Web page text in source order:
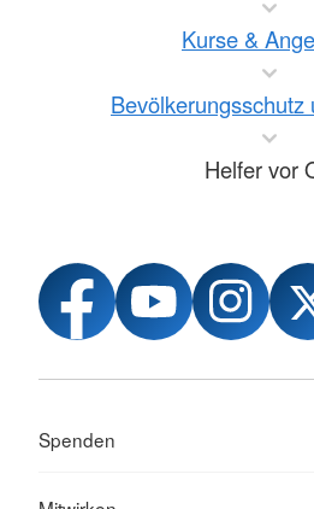
Kurse &
Bevölkerungsschutz
Helfer vor
Spenden